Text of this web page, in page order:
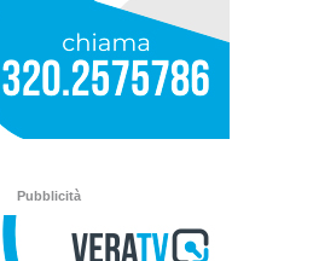
Pubblicità